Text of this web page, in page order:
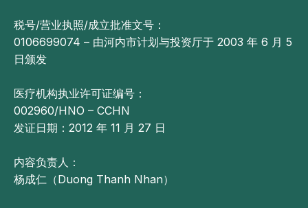
税号/营业执照/成立批准文号：
0106699074 – 由河内市计划与投资厅于 2003 年 6 月 5
日颁发
医疗机构执业许可证编号：
002960/HNO – CCHN
发证日期：2012 年 11 月 27 日
内容负责人：
杨成仁（Duong Thanh Nhan）